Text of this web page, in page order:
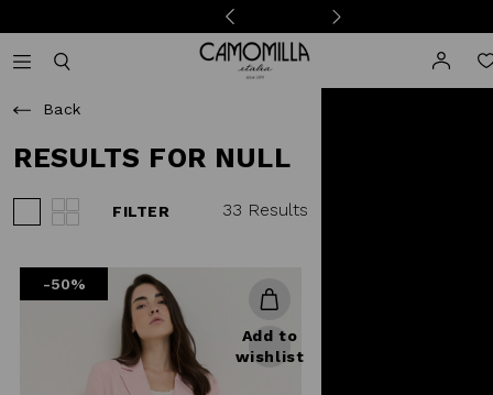
Camomilla Italia®
Back
RESULTS FOR NULL
FILTER 33 Results
-50%
Add to
wishlist